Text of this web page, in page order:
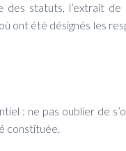
des statuts, l’extrait
ont été désignés les
: ne pas oublier de
constituée.